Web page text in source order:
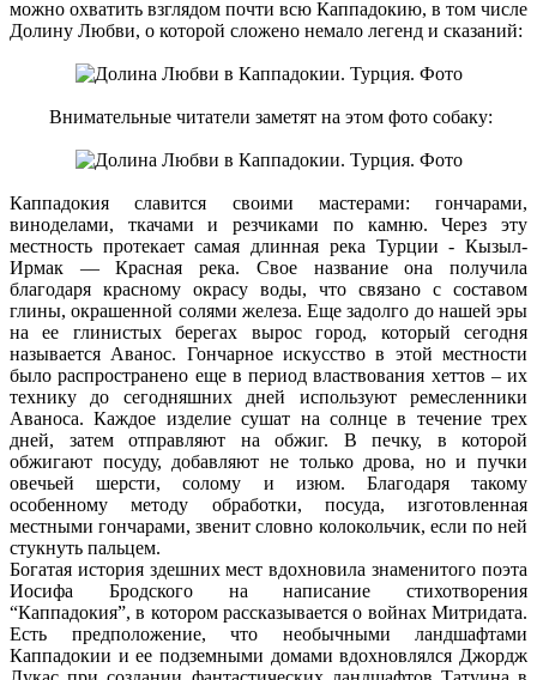
можно охватить взглядом почти всю Каппадокию, в том числе
Долину Любви, о которой сложено немало легенд и сказаний:
Внимательные читатели заметят на этом фото собаку:
Каппадокия славится своими мастерами: гончарами,
виноделами, ткачами и резчиками по камню. Через эту
местность протекает самая длинная река Турции - Кызыл-
Ирмак — Красная река. Свое название она получила
благодаря красному окрасу воды, что связано с составом
глины, окрашенной солями железа. Еще задолго до нашей эры
на ее глинистых берегах вырос город, который сегодня
называется Аванос. Гончарное искусство в этой местности
было распространено еще в период властвования хеттов – их
технику до сегодняшних дней используют ремесленники
Аваноса. Каждое изделие сушат на солнце в течение трех
дней, затем отправляют на обжиг. В печку, в которой
обжигают посуду, добавляют не только дрова, но и пучки
овечьей шерсти, солому и изюм. Благодаря такому
особенному методу обработки, посуда, изготовленная
местными гончарами, звенит словно колокольчик, если по ней
стукнуть пальцем.
Богатая история здешних мест вдохновила знаменитого поэта
Иосифа Бродского на написание стихотворения
“Каппадокия”, в котором рассказывается о войнах Митридата.
Есть предположение, что необычными ландшафтами
Каппадокии и ее подземными домами вдохновлялся Джордж